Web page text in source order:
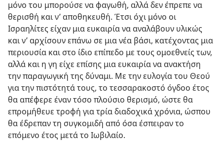
μόνο του μπορούσε να φαγωθή, αλλά δεν έπρεπε να
θερισθή και ν’ αποθηκευθή. Έτσι όχι μόνο οι
Ισραηλίτες είχαν μια ευκαιρία να αναλάβουν υλικώς
και ν’ αρχίσουν επάνω σε μια νέα βάσι, κατέχοντας μια
περιουσία και στο ίδιο επίπεδο με τους ομοεθνείς των,
αλλά και η γη είχε επίσης μια ευκαιρία να ανακτήση
την παραγωγική της δύναμι. Με την ευλογία του Θεού
για την πιστότητά τους, το τεσσαρακοστό όγδοο έτος
θα απέφερε έναν τόσο πλούσιο θερισμό, ώστε θα
επρομήθευε τροφή για τρία διαδοχικά χρόνια, ώσπου
θα έδρεπαν τη συγκομιδή από όσα έσπειραν το
επόμενο έτος μετά το Ιωβιλαίο.